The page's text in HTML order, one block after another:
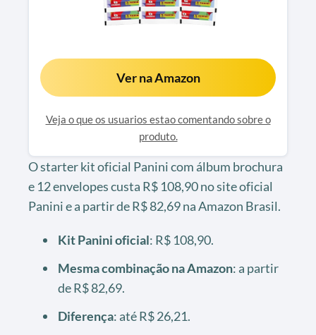
Ver na Amazon
Veja o que os usuarios estao comentando sobre o
produto.
O starter kit oficial Panini com álbum brochura
e 12 envelopes custa R$ 108,90 no site oficial
Panini e a partir de R$ 82,69 na Amazon Brasil.
Kit Panini oficial: R$ 108,90.
Mesma combinação na Amazon: a partir
de R$ 82,69.
Diferença: até R$ 26,21.